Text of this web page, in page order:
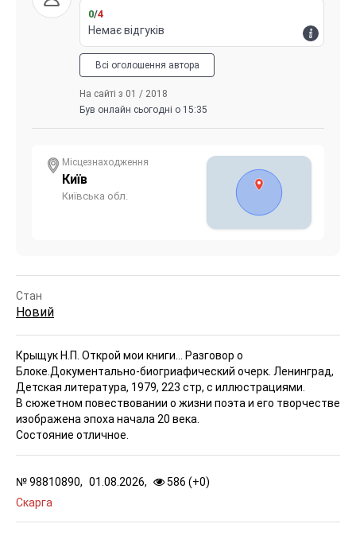
0/4
Немає відгуків
Всі оголошення автора
На сайті з 01 / 2018
Був онлайн сьогодні о 15:35
Місцезнаходження
Київ
Київська обл.
Стан
Новий
Крыщук Н.П. Открой мои книги... Разговор о
Блоке. Документально-биогриафический очерк. Ленинград,
Детская литература, 1979, 223 стр, с иллюстрациями.
В сюжетном повествовании о жизни поэта и его творчестве
изображена эпоха начала 20 века.
Состояние отличное.
№98810890, 01.08.2026, 586 (+0)
Скарга